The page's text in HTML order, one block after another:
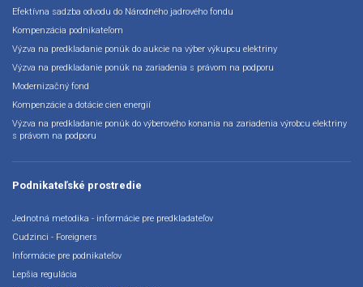
Efektívna sadzba odvodu do Národného jadrového fondu
Kompenzácia podnikateľom
Výzva na predkladanie ponúk do aukcie na výber výkupcu elektriny
Výzva na predkladanie ponúk na zariadenia s právom na podporu
Modernizačný fond
Kompenzácie a dotácie cien energií
Výzva na predkladanie ponúk do výberového konania na zariadenia výrobcu elektriny
s právom na podporu
Podnikateľské prostredie
Jednotná metodika - informácie pre predkladateľov
Cudzinci - Foreigners
Informácie pre podnikateľov
Lepšia regulácia